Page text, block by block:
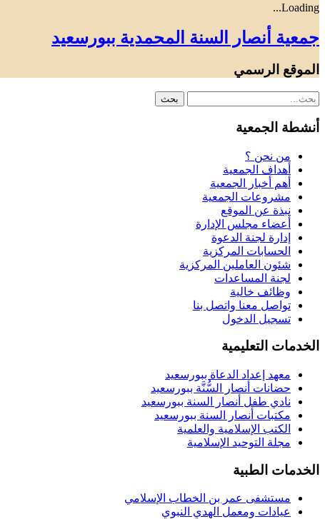
Loading...
جمعية أنصار السنة المحمدية ببورسعيد
الموقع الرسمي
أنشطة الجمعية
من نحن ؟
أهداف الجمعية
أهم أخبار الجمعية
مشروعات الجمعية
نبذة عن الموقع
أعضاء مجلس الإدارة
إدارة لجنة الدعوة
الحسابات المركزية
شئون العاملين المركزية
لجنة المساعدات
وظائف خالية
تواصل معنا واتصل بنا
تسجيل الدخول
الخدمات التعليمية
معهد إعداد الدعاة ببورسعيد
حضانات أنصار السُّنَّة ببورسعيد
نادي طفل أنصار السنة ببورسعيد
مكتبات أنصار السنة ببورسعيد
الكتب الإسلامية والعلمية
مجلة التوحيد الإسلامية
الخدمات الطبية
مستشفى عمر بن الخطاب الإسلامي
عيادات ومعمل الهدي النبوي